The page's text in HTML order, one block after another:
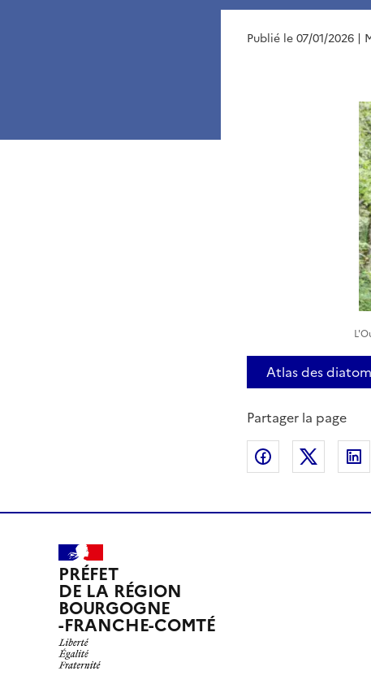
Publié le 07/01/2026 |
Atlas des
Partager la page
Partager sur
PRÉFET
DE LA RÉGION
BOURGOGNE
-FRANCHE-COMTÉ